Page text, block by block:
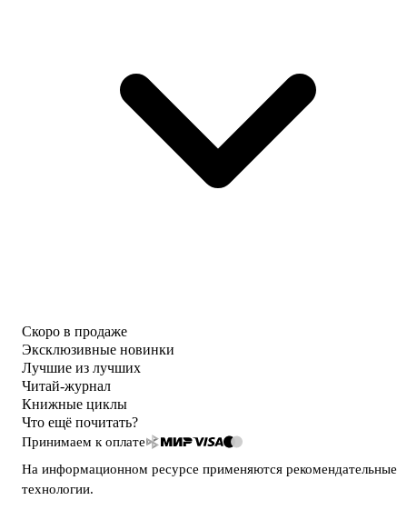
Скоро в продаже
Эксклюзивные новинки
Лучшие из лучших
Читай-журнал
Книжные циклы
Что ещё почитать?
Принимаем к оплате
На информационном ресурсе применяются рекомендательные
технологии.